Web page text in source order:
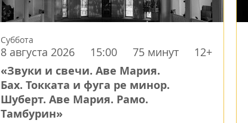
Суббота
8 августа 2026 15:00 75 минут 12+
«Звуки и свечи. Аве Мария.
Бах. Токката и фуга ре минор.
Шуберт. Аве Мария. Рамо.
Тамбурин»